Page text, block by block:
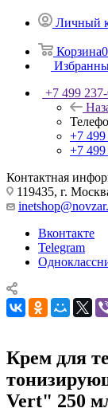
Личный
Корзина0
+7 499
+7 499
+7
Контактная
119435, г.
Вконтакте
Telegram
Крем для
Vert" 250